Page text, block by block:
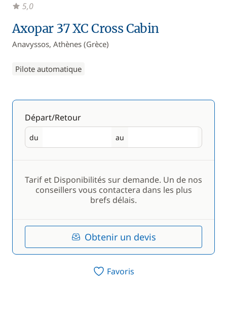
Axopar 37 XC Cross Cabin
Anavyssos, Athènes (Grèce)
Pilote automatique
5,0
Départ/Retour
du
Départ au
Retour
Tarif et Disponibilités sur demande. Un de nos
conseillers vous contactera dans les plus
brefs délais.
Obtenir un devis
Favoris